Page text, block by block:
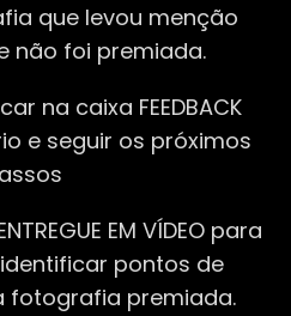
que levou menção
não foi premiada.
na caixa FEEDBACK
e seguir os próximos
EM VÍDEO para
pontos de
fotografia premiada.